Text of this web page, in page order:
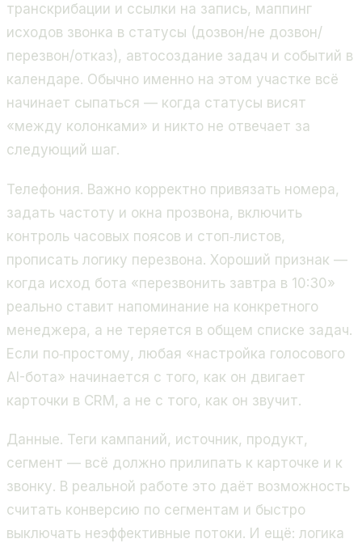
транскрибации и ссылки на запись, маппинг
исходов звонка в статусы (дозвон/не дозвон/
перезвон/отказ), автосоздание задач и событий в
календаре. Обычно именно на этом участке всё
начинает сыпаться — когда статусы висят
«между колонками» и никто не отвечает за
следующий шаг.
Телефония. Важно корректно привязать номера,
задать частоту и окна прозвона, включить
контроль часовых поясов и стоп‑листов,
прописать логику перезвона. Хороший признак —
когда исход бота «перезвонить завтра в 10:30»
реально ставит напоминание на конкретного
менеджера, а не теряется в общем списке задач.
Если по‑простому, любая «настройка голосового
AI-бота» начинается с того, как он двигает
карточки в CRM, а не с того, как он звучит.
Данные. Теги кампаний, источник, продукт,
сегмент — всё должно прилипать к карточке и к
звонку. В реальной работе это даёт возможность
считать конверсию по сегментам и быстро
выключать неэффективные потоки. И ещё: логика